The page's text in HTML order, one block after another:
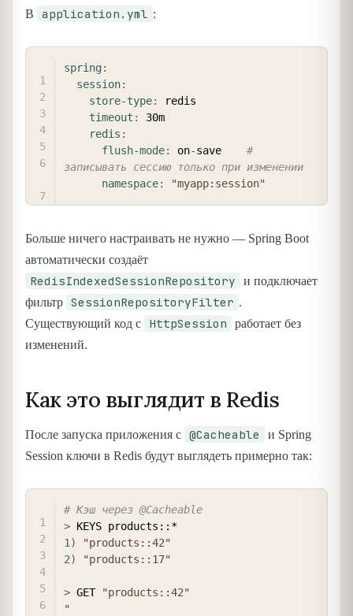
В application.yml :
spring:
session:
store-type:
redis
timeout :
30m
redis :
flush-mode: on-save #
записывать сессию только при изменении
namespace: "myapp:session"
Больше ничего настраивать не нужно — Spring Boot
автоматически создаёт
RedisIndexedSessionRepository
и подключает
фильтр SessionRepositoryFilter .
Существующий код с
HttpSession
работает без
изменений.
Как это выглядит в Redis
После запуска приложения с @Cacheable
и Spring
Session ключи в Redis будут выглядеть примерно так:
# Кэш через @Cacheable
>
1 )
"products::42"
2) "products::17"
> GET "products::42"
"